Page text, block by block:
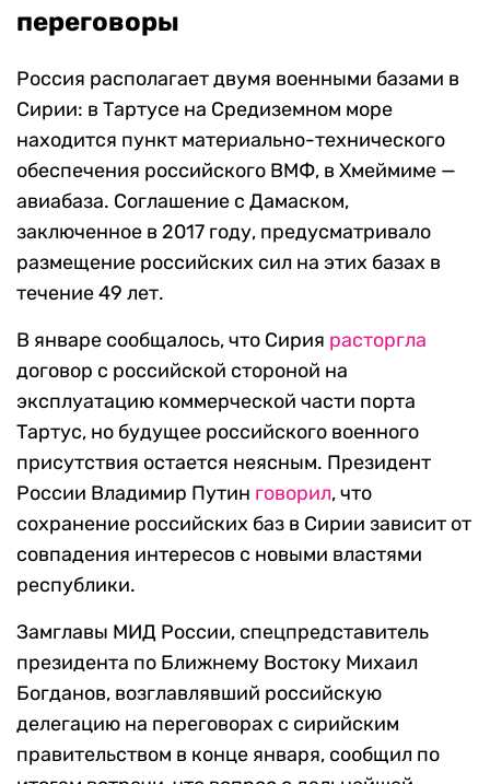
переговоры
Россия располагает двумя военными базами в
Сирии: в Тартусе на Средиземном море
находится пункт материально-технического
обеспечения российского ВМФ, в Хмеймиме —
авиабаза. Соглашение с Дамаском,
заключенное в 2017 году, предусматривало
размещение российских сил на этих базах в
течение 49 лет.
В январе сообщалось, что Сирия расторгла
договор с российской стороной на
эксплуатацию коммерческой части порта
Тартус, но будущее российского военного
присутствия остается неясным. Президент
России Владимир Путин говорил, что
сохранение российских баз в Сирии зависит от
совпадения интересов с новыми властями
республики.
Замглавы МИД России, спецпредставитель
президента по Ближнему Востоку Михаил
Богданов, возглавлявший российскую
делегацию на переговорах с сирийским
правительством в конце января, сообщил по